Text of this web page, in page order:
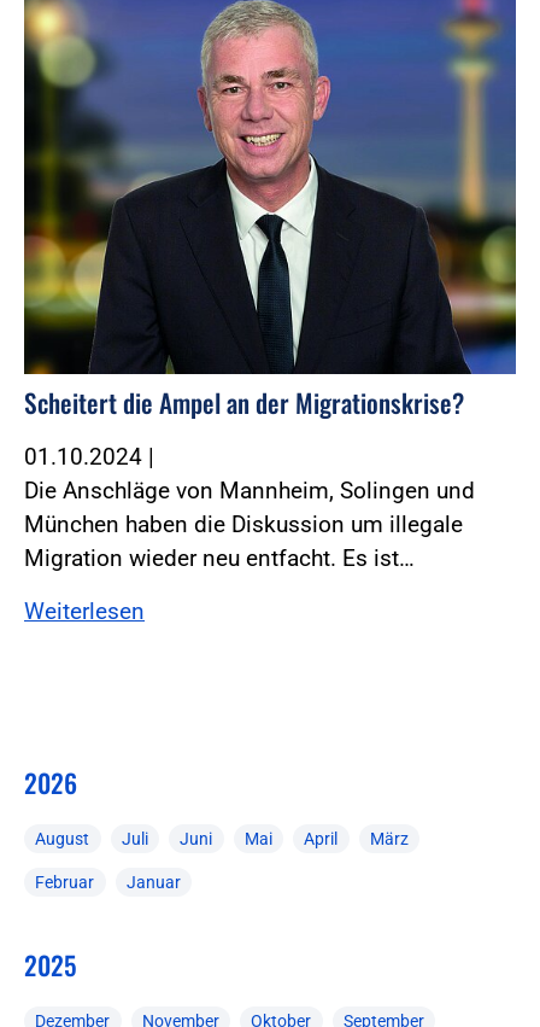
Scheitert die Ampel an der Migrationskrise?
01.10.2024 |
Die Anschläge von Mannheim, Solingen und
München haben die Diskussion um illegale
Migration wieder neu entfacht. Es ist…
Weiterlesen
2026
August Juli Juni Mai April März
Februar Januar
2025
Dezember November Oktober September